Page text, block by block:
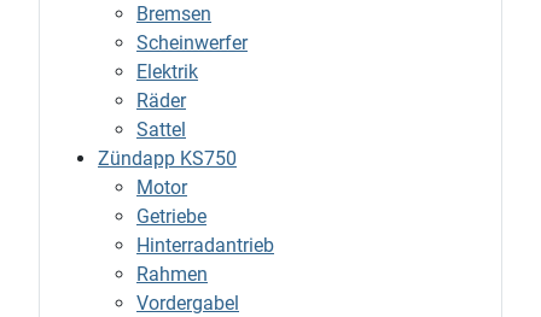
Bremsen
Scheinwerfer
Elektrik
Räder
Sattel
Zündapp KS750
Motor
Getriebe
Hinterradantrieb
Rahmen
Vordergabel